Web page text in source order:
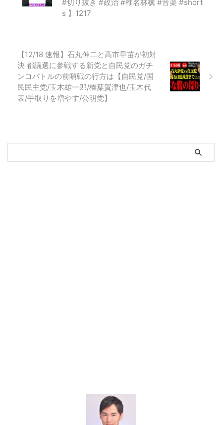
#切り抜き #政治 #椎名林檎 #音楽 #short
s 】1217
【12/18 速報】石丸伸二と高市早苗が初対
決 都議選に参戦する新党と自民党のガチ
ンコバトルの前哨戦の行方は【自民党/国
民民主党/玉木雄一郎/榛葉賀津也/玉木代
表/手取りを増やす/公明党】